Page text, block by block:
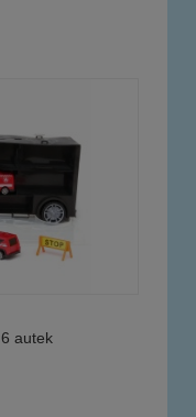
autek